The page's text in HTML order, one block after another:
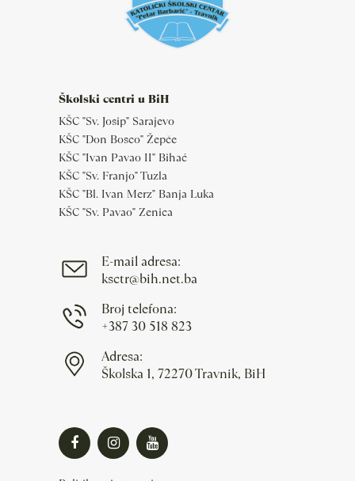
Školski centri u BiH
KŠC "Sv. Josip" Sarajevo
KŠC "Don Bosco" Žepče
KŠC "Ivan Pavao II" Bihać
KŠC "Sv. Franjo" Tuzla
KŠC "Bl. Ivan Merz" Banja Luka
KŠC "Sv. Pavao" Zenica
E-mail adresa:
ksctr@bih.net.ba
Broj telefona:
+387 30 518 823
Adresa:
Školska 1, 72270 Travnik, BiH